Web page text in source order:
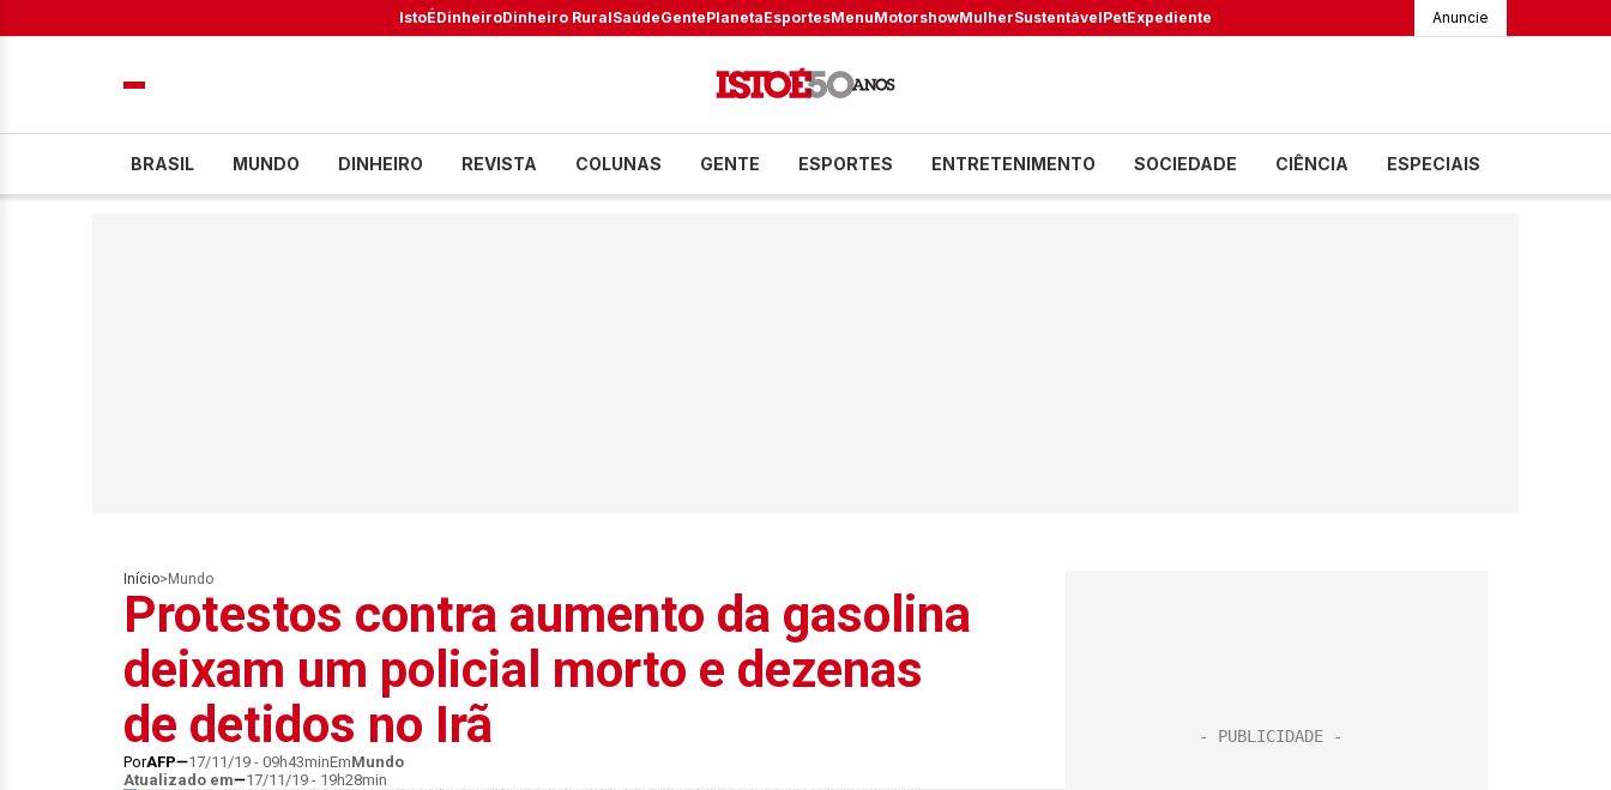
IstoÉDinheiroDinheiro RuralSaúdeGentePlanetaEsportesMenuMotorshowMulherSustentávelPetExpediente Anuncie
BRASIL MUNDO DINHEIRO REVISTA COLUNAS GENTE ESPORTES ENTRETENIMENTO SOCIEDADE CIÊNCIA ESPECIAIS
Início> Mundo
Protestos contra aumento da gasolina
deixam um policial morto e dezenas
de detidos no Irã
PorAFP 17/11/19 - 09h43minEmMundo
Atualizado em
17/11/19 - 19h28min